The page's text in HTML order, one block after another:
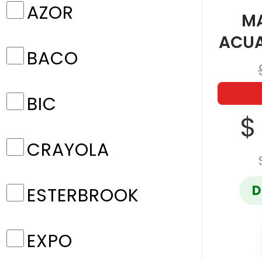
AZOR
BACO
BIC
CRAYOLA
ESTERBROOK
EXPO